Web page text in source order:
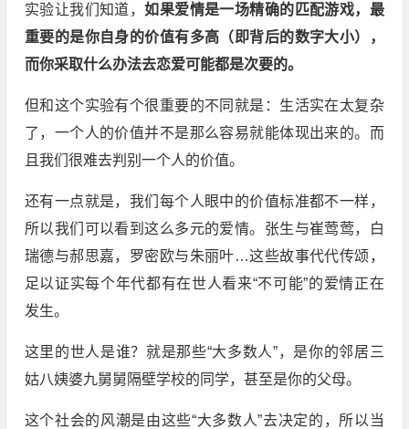
实验让我们知道，如果爱情是一场精确的匹配游戏，最
重要的是你自身的价值有多高（即背后的数字大小），
而你采取什么办法去恋爱可能都是次要的。
但和这个实验有个很重要的不同就是：生活实在太复杂
了，一个人的价值并不是那么容易就能体现出来的。而
且我们很难去判别一个人的价值。
还有一点就是，我们每个人眼中的价值标准都不一样，
所以我们可以看到这么多元的爱情。张生与崔莺莺，白
瑞德与郝思嘉，罗密欧与朱丽叶…这些故事代代传颂，
足以证实每个年代都有在世人看来“不可能”的爱情正在
发生。
这里的世人是谁？就是那些“大多数人”，是你的邻居三
姑八姨婆九舅舅隔壁学校的同学，甚至是你的父母。
这个社会的风潮是由这些“大多数人”去决定的，所以当